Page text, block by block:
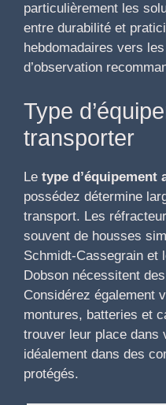
particulièrement les
entre durabilité et
hebdomadaires vers
d’observation
Type
transporter
Le type d’équipement
possédez détermine
transport. Les
souvent de housses
Schmidt-Cassegrain et
Dobson nécessitent
Considérez également
montures, batteries et
trouver leur place dans
idéalement dans des
protégés.